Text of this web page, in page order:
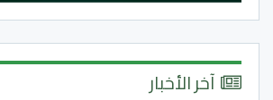
آخر الأخبار